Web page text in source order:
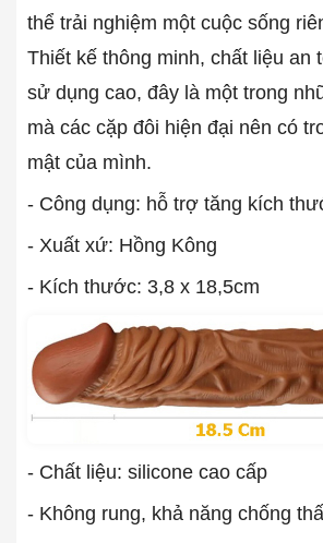
thể trải nghiệm một cuộc sống
Thiết kế thông minh, chất liệu an
sử dụng cao, đây là một trong
mà các cặp đôi hiện đại nên có
mật của mình.
- Công dụng: hỗ trợ tăng kích
- Xuất xứ: Hồng Kông
- Kích thước: 3,8 x 18,5cm
- Chất liệu: silicone cao cấp
- Không rung, khả năng chống